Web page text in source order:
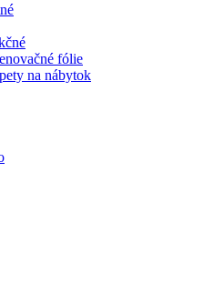
fólie
na nábytok